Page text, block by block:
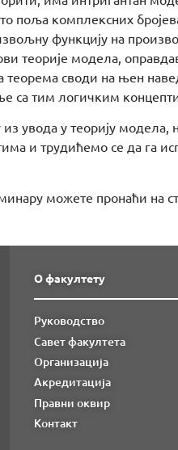
поља комплексних
функцију на
теорије модела,
теорема своди на њен
са тим логичким
увода у теорију модела,
и трудићемо се да га
можете пронаћи на
О факултету
Руководство
Савет факултета
Организација
Акредитација
Правни оквир
Контакт